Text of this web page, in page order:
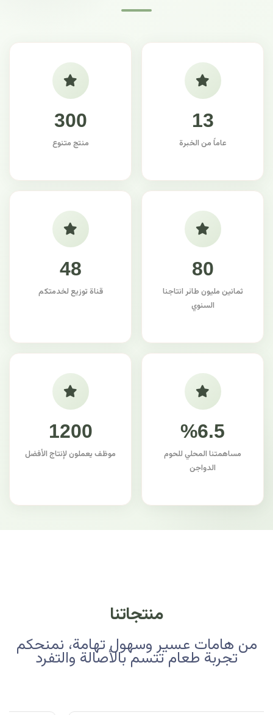
13
عاماً من الخبرة
300
منتج متنوع
80
ثمانين مليون طائر انتاجنا
السنوي
48
قناة توزيع لخدمتكم
%6.5
مساهمتنا المحلي للحوم
الدواجن
1200
موظف يعملون لإنتاج الأفضل
منتجاتنا
من هامات عسير وسهول تهامة، نمنحكم
تجربة طعام تتسم بالأصالة والتفرد